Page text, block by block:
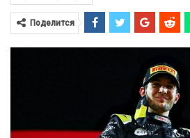
Поделится